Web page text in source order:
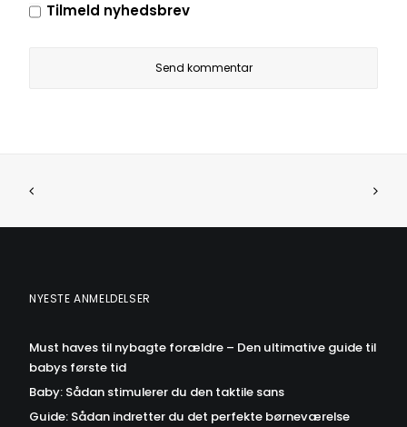
Tilmeld nyhedsbrev
NYESTE ANMELDELSER
Must haves til nybagte forældre – Den ultimative guide til
babys første tid
Baby: Sådan stimulerer du den taktile sans
Guide: Sådan indretter du det perfekte børneværelse